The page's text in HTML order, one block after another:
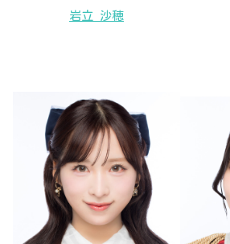
岩立 沙穂